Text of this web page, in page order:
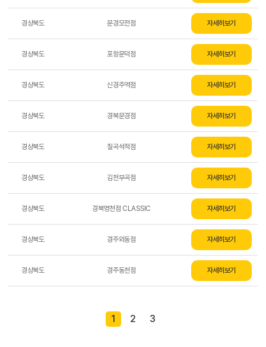
경상북도 문경모전점 자세히보기
경상북도 포항문덕점 자세히보기
경상북도 신경주역점 자세히보기
경상북도 경북문경점 자세히보기
경상북도 칠곡석적점 자세히보기
경상북도 김천부곡점 자세히보기
경상북도 경북영천점 CLASSIC 자세히보기
경상북도 경주외동점 자세히보기
경상북도 경주동천점 자세히보기
1 2 3